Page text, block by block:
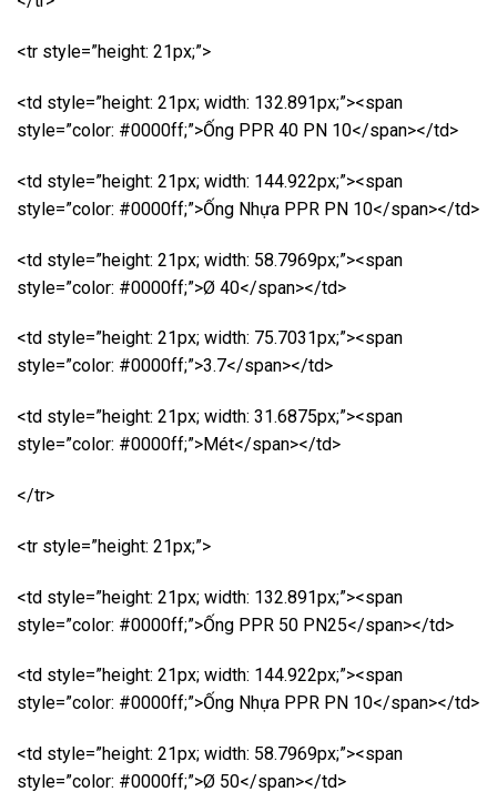
<tr style=”height: 21px;”>
<td style=”height: 21px; width: 132.891px;”><span
style=”color: #0000ff;”>Ống PPR 40 PN 10</span></td>
<td style=”height: 21px; width: 144.922px;”><span
style=”color: #0000ff;”>Ống Nhựa PPR PN 10</span></td>
<td style=”height: 21px; width: 58.7969px;”><span
style=”color: #0000ff;”>Ø 40</span></td>
<td style=”height: 21px; width: 75.7031px;”><span
style=”color: #0000ff;”>3.7</span></td>
<td style=”height: 21px; width: 31.6875px;”><span
style=”color: #0000ff;”>Mét</span></td>
</tr>
<tr style=”height: 21px;”>
<td style=”height: 21px; width: 132.891px;”><span
style=”color: #0000ff;”>Ống PPR 50 PN25</span></td>
<td style=”height: 21px; width: 144.922px;”><span
style=”color: #0000ff;”>Ống Nhựa PPR PN 10</span></td>
<td style=”height: 21px; width: 58.7969px;”><span
style=”color: #0000ff;”>Ø 50</span></td>